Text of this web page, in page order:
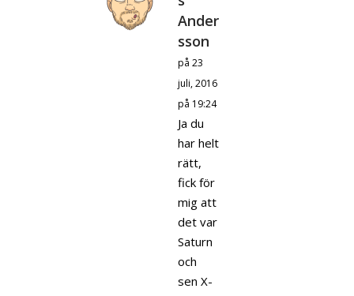
Ander
sson
på 23
juli, 2016
på 19:24
Ja du
har helt
rätt,
fick för
mig att
det var
Saturn
och
sen X-